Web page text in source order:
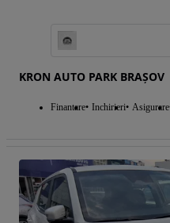
KRON AUTO PARK BRAȘOV
Finantare Inchirieri Asigurare